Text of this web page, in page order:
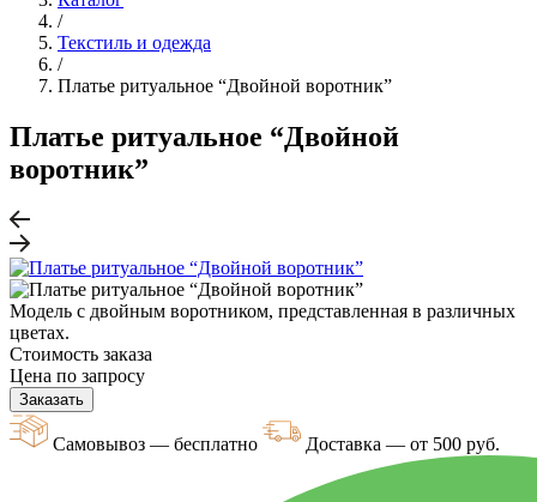
/
Текстиль и одежда
/
Платье ритуальное “Двойной воротник”
Платье ритуальное “Двойной
воротник”
Модель с двойным воротником, представленная в различных
цветах.
Стоимость заказа
Цена по запросу
Заказать
Самовывоз — бесплатно Доставка — от 500 руб.